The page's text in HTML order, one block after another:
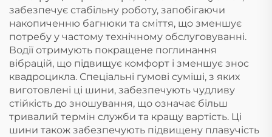
забезпечує стабільну роботу, запобігаючи
накопиченню багнюки та сміття, що зменшує
потребу у частому технічному обслуговуванні.
Водії отримують покращене поглинання
вібрацій, що підвищує комфорт і зменшує знос
квадроцикла. Спеціальні гумові суміші, з яких
виготовлені ці шини, забезпечують чудливу
стійкість до зношування, що означає більш
тривалий термін служби та кращу вартість. Ці
шини також забезпечують підвищену плавучість